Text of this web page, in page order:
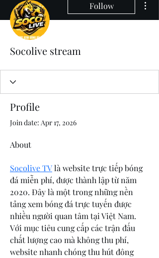
Follow
Socolive stream
Profile
Join date: Apr 17, 2026
About
Socolive TV là website trực tiếp bóng
đá miễn phí, được thành lập từ năm
2020. Đây là một trong những nền
tảng xem bóng đá trực tuyến được
nhiều người quan tâm tại Việt Nam.
Với mục tiêu cung cấp các trận đấu
chất lượng cao mà không thu phí,
website nhanh chóng thu hút đông